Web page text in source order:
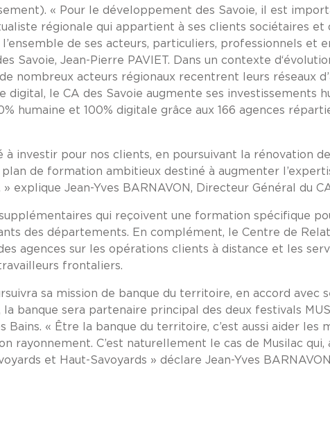
« Pour le développement des Savoie, il est
régionale qui appartient à ses clients sociétaires et
de ses acteurs, particuliers, professionnels et
Savoie, Jean-Pierre PAVIET. Dans un contexte
nombreux acteurs régionaux recentrent leurs réseaux
le CA des Savoie augmente ses investissements
humaine et 100% digitale grâce aux 166 agences
à investir pour nos clients, en poursuivant la rénovation
de formation ambitieux destiné à augmenter
explique Jean-Yves BARNAVON, Directeur Général du
qui reçoivent une formation spécifique
des départements. En complément, le Centre de
agences sur les opérations clients à distance et les
frontaliers.
sa mission de banque du territoire, en accord avec
banque sera partenaire principal des deux festivals
Bains. « Être la banque du territoire, c’est aussi aider les
rayonnement. C’est naturellement le cas de Musilac qui,
et Haut-Savoyards » déclare Jean-Yves